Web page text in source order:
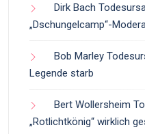
Dirk Bach
„Dschungelcamp“-
Bob Marley
Legende starb
Bert Wollersheim
„Rotlichtkönig“ wirklich